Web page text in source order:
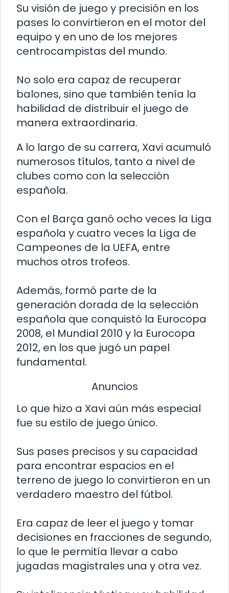
Su visión de juego y precisión en los
pases lo convirtieron en el motor del
equipo y en uno de los mejores
centrocampistas del mundo.
No solo era capaz de recuperar
balones, sino que también tenía la
habilidad de distribuir el juego de
manera extraordinaria.
A lo largo de su carrera, Xavi acumuló
numerosos títulos, tanto a nivel de
clubes como con la selección
española.
Con el Barça ganó ocho veces la Liga
española y cuatro veces la Liga de
Campeones de la UEFA, entre
muchos otros trofeos.
Además, formó parte de la
generación dorada de la selección
española que conquistó la Eurocopa
2008, el Mundial 2010 y la Eurocopa
2012, en los que jugó un papel
fundamental.
Anuncios
Lo que hizo a Xavi aún más especial
fue su estilo de juego único.
Sus pases precisos y su capacidad
para encontrar espacios en el
terreno de juego lo convirtieron en un
verdadero maestro del fútbol.
Era capaz de leer el juego y tomar
decisiones en fracciones de segundo,
lo que le permitía llevar a cabo
jugadas magistrales una y otra vez.